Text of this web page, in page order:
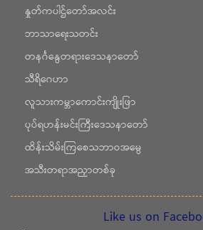
နှုတ်ကပါဌ်တော်အလင်း
ဘာသာရေးသတင်း
တနင်္ဂနွေတရားဒေသနာတော်
သီရိဂေဟာ
လူသားကမ္ဘာကောင်းကျိုးဖြာ
ပုပ်ရဟန်းမင်းကြီးဒေသနာတော်
ထိန်းသိမ်းကြစေသဘာဝအမွေ
အသီးတရာအညှာတစ်ခု
Like us on